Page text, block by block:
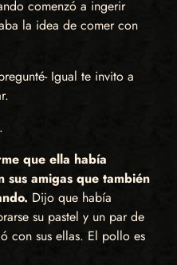
comenzó a ingerir
la idea de comer con
Igual te invito a
que ella había
sus amigas que también
Dijo que había
su pastel y un par de
con sus ellas. El pollo es